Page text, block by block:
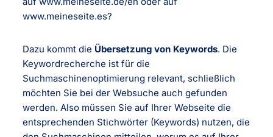
www.meineseite.es?
Dazu kommt die Übersetzung von Keywords. Die
Keywordrecherche ist für die
Suchmaschinenoptimierung relevant, schließlich
möchten Sie bei der Websuche auch gefunden
werden. Also müssen Sie auf Ihrer Webseite die
entsprechenden Stichwörter (Keywords) nutzen, die